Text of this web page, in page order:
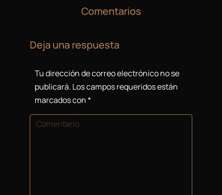
Comentarios
Deja una respuesta
Tu dirección de correo electrónico no se
publicará. Los campos requeridos están
marcados con*
Comentario